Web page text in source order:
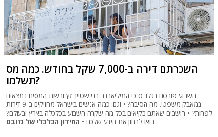
השכרתם דירה ב-7,000 שקל בחודש. כמה מס
תשלמו?
השבוע פורסם בגלובס כי המיליארדר בני שטיינמץ ורשות המסים נמצאים
במאבק משפטי. מה הסיבה? • וגם: כמה אנשים בישראל מחזיקים ב-9 דירות
לפחות? • חושבים שאתם בקיאים בכל מה שקרה השבוע בכלכלה בארץ ובעולם?
בואו לבחון את הידע שלכם • החידון הכלכלי של גלובס